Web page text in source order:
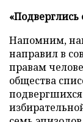
Напомним,
направил в
правам
общества